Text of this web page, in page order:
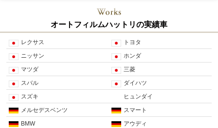
オートフィルムハットリの実績車
レクサス
トヨタ
ニッサン
ホンダ
マツダ
三菱
スバル
ダイハツ
スズキ
ヒュンダイ
メルセデスベンツ
スマート
BMW
アウディ